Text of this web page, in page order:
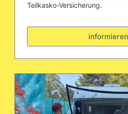
Teilkasko-Versicherung.
informieren